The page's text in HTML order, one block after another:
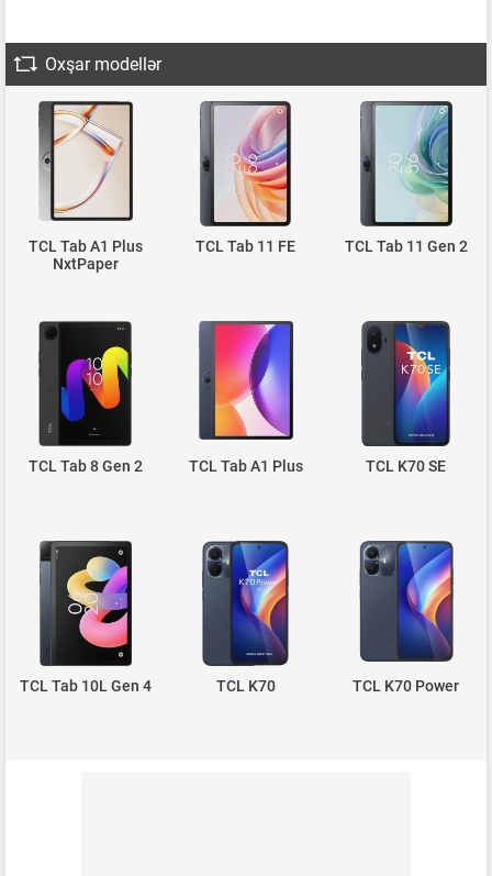
Oxşar modellər
TCL Tab A1 Plus
NxtPaper
TCL Tab 11 FE TCL Tab 11 Gen 2
TCL Tab 8 Gen 2 TCL Tab A1 Plus TCL K70 SE
TCL Tab 10L Gen 4 TCL K70 TCL K70 Power